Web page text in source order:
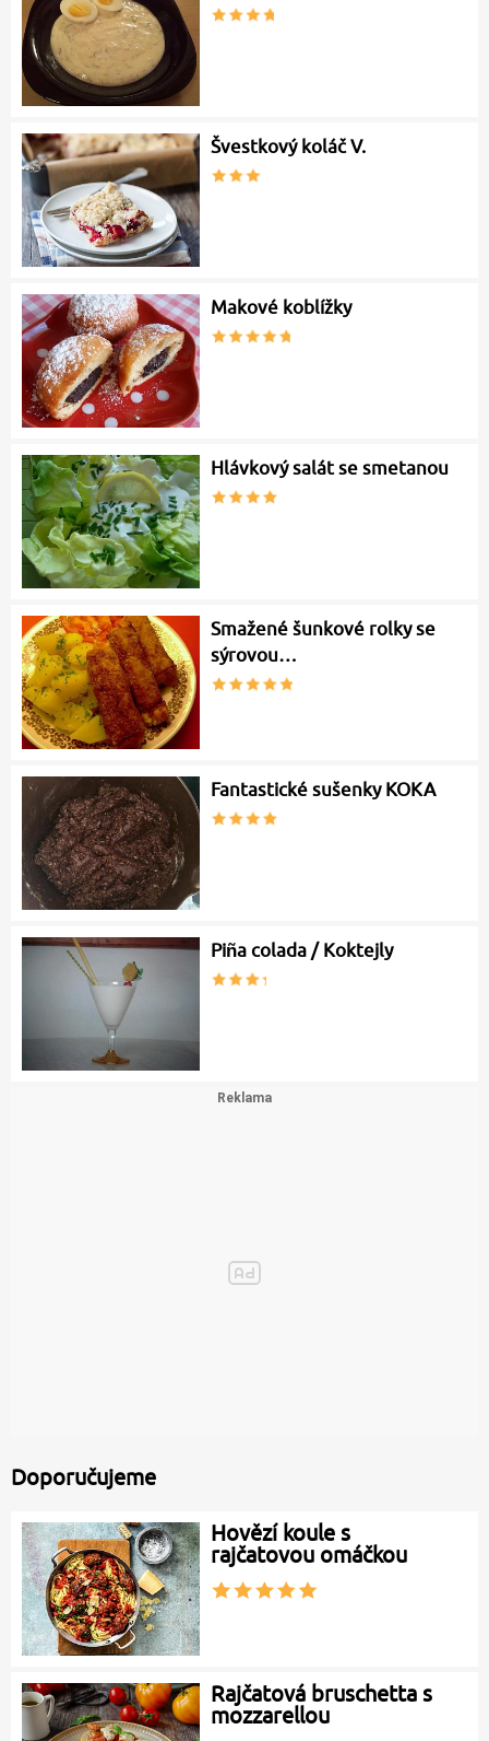
Švestkový koláč V.
Makové koblížky
Hlávkový salát se smetanou
Smažené šunkové rolky se
sýrovou…
Fantastické sušenky KOKA
Piña colada / Koktejly
Doporučujeme
Hovězí koule s
rajčatovou omáčkou
Rajčatová bruschetta s
mozzarellou